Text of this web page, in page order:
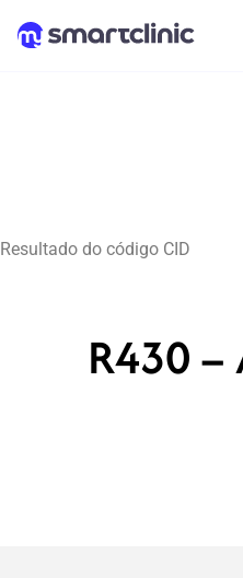
Resultado do código CID
R430 –